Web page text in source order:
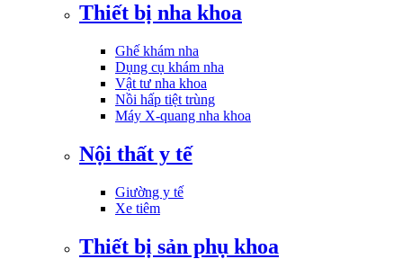
Thiết bị nha khoa
Ghế khám nha
Dụng cụ khám nha
Vật tư nha khoa
Nồi hấp tiệt trùng
Máy X-quang nha khoa
Nội thất y tế
Giường y tế
Xe tiêm
Thiết bị sản phụ khoa